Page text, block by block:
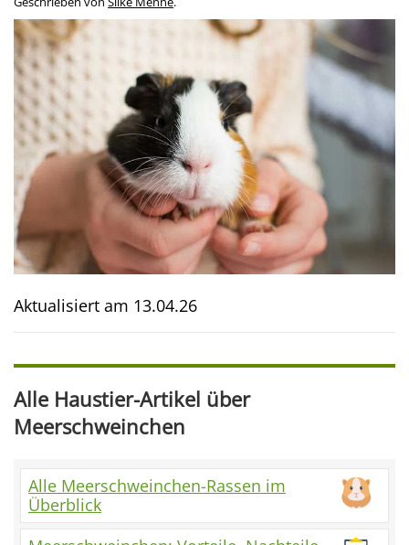
Aktualisiert am 13.04.26
Alle Haustier-Artikel über
Meerschweinchen
Alle Meerschweinchen-Rassen im
Überblick